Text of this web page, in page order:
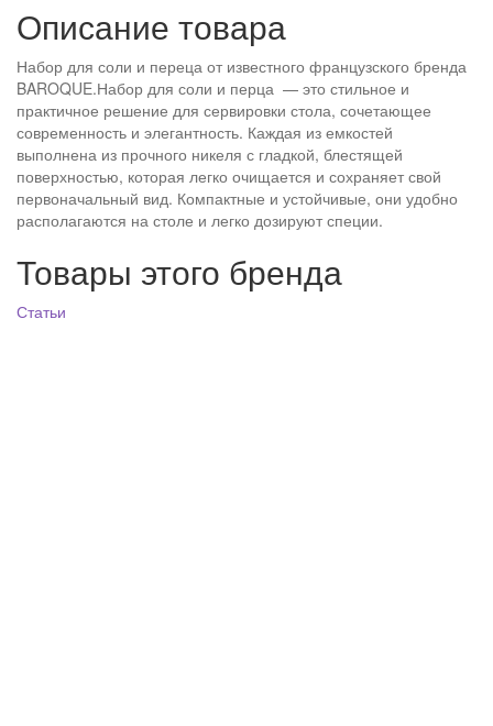
Описание товара
Набор для соли и переца от известного французского бренда
BAROQUE.Набор для соли и перца — это стильное и
практичное решение для сервировки стола, сочетающее
современность и элегантность. Каждая из емкостей
выполнена из прочного никеля с гладкой, блестящей
поверхностью, которая легко очищается и сохраняет свой
первоначальный вид. Компактные и устойчивые, они удобно
располагаются на столе и легко дозируют специи.
Товары этого бренда
Статьи